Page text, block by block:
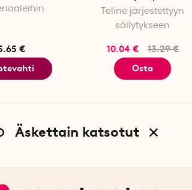
€
K14,5 cm, harmaa
Teline järjestettyyn
säilytykseen
10.04 €
13.29 €
Osta
Äskettain katsotut